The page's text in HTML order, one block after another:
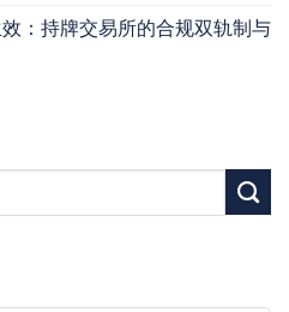
：持牌交易所的合规双轨制与